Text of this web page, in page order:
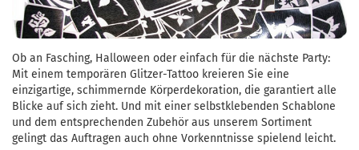
Ob an Fasching, Halloween oder einfach für die nächste Party:
Mit einem temporären Glitzer-Tattoo kreieren Sie eine
einzigartige, schimmernde Körperdekoration, die garantiert alle
Blicke auf sich zieht. Und mit einer selbstklebenden Schablone
und dem entsprechenden Zubehör aus unserem Sortiment
gelingt das Auftragen auch ohne Vorkenntnisse spielend leicht.